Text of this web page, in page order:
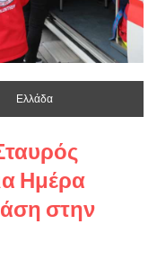
Ελλάδα
Ημέρα
στην